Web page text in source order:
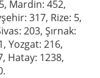
Mardin: 452,
317, Rize: 5,
203, Şırnak:
Yozgat: 216,
Hatay: 1238,